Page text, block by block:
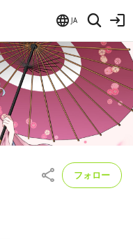
JA
フォロー